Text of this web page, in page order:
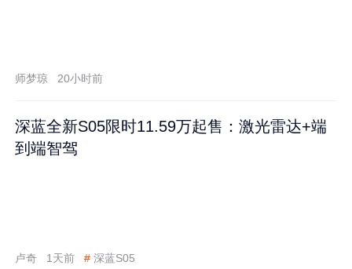
师梦琼 20小时前
深蓝全新S05限时11.59万起售：激光雷达+端
到端智驾
卢奇 1天前 # 深蓝S05